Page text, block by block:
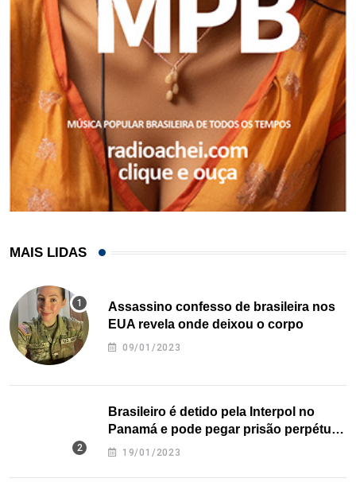
MAIS LIDAS
Assassino confesso de brasileira nos
EUA revela onde deixou o corpo
09/01/2023
Brasileiro é detido pela Interpol no
Panamá e pode pegar prisão perpétua
nos EUA
19/01/2023